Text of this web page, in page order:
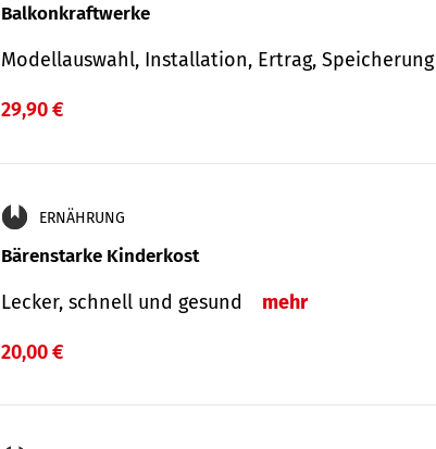
Balkonkraftwerke
Modellauswahl, Installation, Ertrag, Speicherung
29,90 €
ERNÄHRUNG
Bärenstarke Kinderkost
Lecker, schnell und gesund mehr
20,00 €